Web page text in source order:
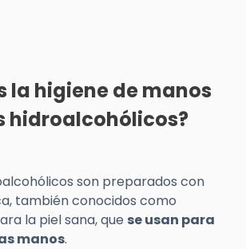
la higiene de manos
hidroalcohólicos?
son preparados con
también conocidos como
la piel sana, que se usan para
manos.